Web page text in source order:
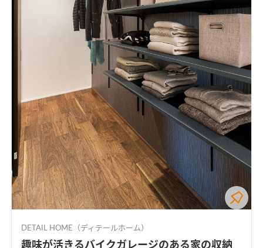
DETAIL HOME（ディテールホーム）
趣味が活きるバイクガレージのある家の収納